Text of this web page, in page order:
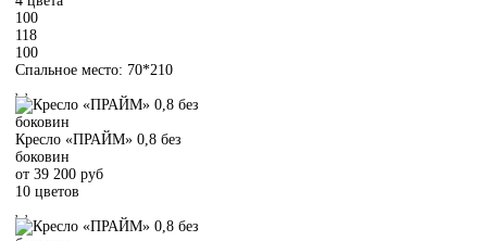
100
118
100
Спальное место: 70*210
Кресло «ПРАЙМ» 0,8 без
боковин
от 39 200 руб
10 цветов